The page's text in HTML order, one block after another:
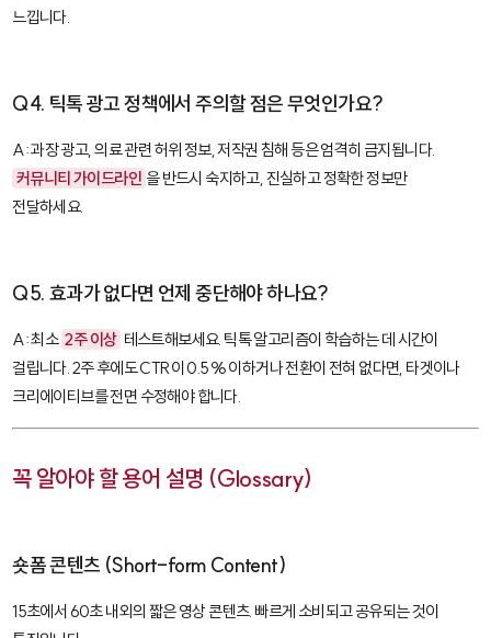
느낍니다.
Q4. 틱톡 광고 정책에서 주의할 점은 무엇인가요?
A: 과장 광고, 의료 관련 허위 정보, 저작권 침해 등은 엄격히 금지됩니다.
커뮤니티 가이드라인 을 반드시 숙지하고, 진실하고 정확한 정보만
전달하세요.
Q5. 효과가 없다면 언제 중단해야 하나요?
A: 최소 2주 이상 테스트해보세요. 틱톡 알고리즘이 학습하는 데 시간이
걸립니다. 2주 후에도 CTR이 0.5% 이하거나 전환이 전혀 없다면, 타겟이나
크리에이티브를 전면 수정해야 합니다.
꼭 알아야 할 용어 설명 (Glossary)
숏폼 콘텐츠 (Short-form Content)
15초에서 60초 내외의 짧은 영상 콘텐츠. 빠르게 소비되고 공유되는 것이